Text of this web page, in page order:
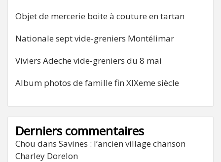
Objet de mercerie boite à couture en tartan
Nationale sept vide-greniers Montélimar
Viviers Adeche vide-greniers du 8 mai
Album photos de famille fin XIXeme siècle
Derniers commentaires
Chou dans Savines : l’ancien village chanson
Charley Dorelon